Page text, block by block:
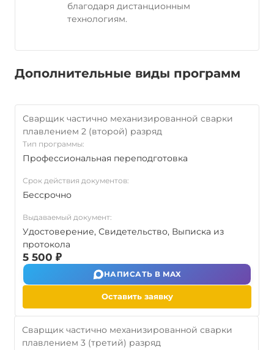
благодаря дистанционным
технологиям.
Дополнительные виды программ
Сварщик частично механизированной сварки
плавлением 2 (второй) разряд
Тип программы:
Профессиональная переподготовка
Срок действия документов:
Бессрочно
Выдаваемый документ:
Удостоверение, Свидетельство, Выписка из
протокола
5 500 ₽
НАПИСАТЬ В MAX
Оставить заявку
Сварщик частично механизированной сварки
плавлением 3 (третий) разряд